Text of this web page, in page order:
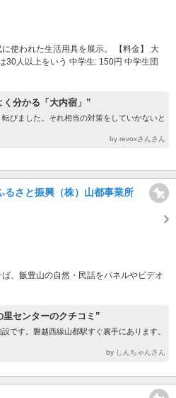
使われた生活用具を展示。 【料金】 大
人以上をいう 中学生: 150円 中学生団
分かる「大内宿」”
びました。それ相当の対策をしていかないと
by revoxさんさん
さと振興（株）山都事業所
、飯豊山の自然・民話をパネルやビデオ
センターのクチコミ”
です。磐越西線山都駅すぐ裏手にあります。
by しんちゃんさん